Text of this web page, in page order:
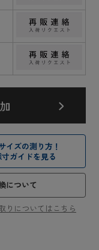
イズの測り方！
寸ガイドを見る
について
りについてはこちら